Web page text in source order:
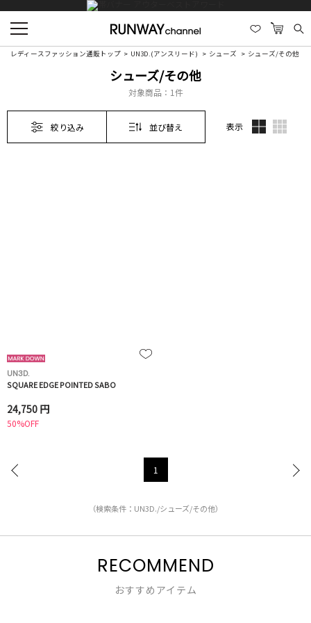
レディースファッション通販トップ UN3D.(アンスリード) シューズ シューズ/その他
シューズ/その他
対象商品： 1件
絞り込み 並び替え 表示
UN3D.
SQUARE EDGE POINTED SABO
24,750 円
50%OFF
1
（検索条件：UN3D./シューズ/その他）
RECOMMEND
おすすめアイテム